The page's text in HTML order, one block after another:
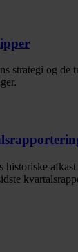
strategi og de
historiske